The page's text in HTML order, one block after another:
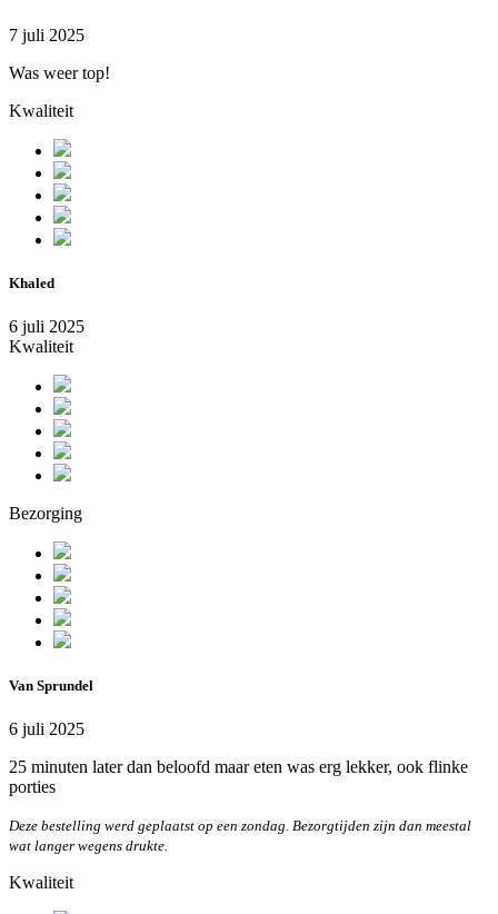
7 juli 2025
Was weer top!
Kwaliteit
Khaled
6 juli 2025
Kwaliteit
Bezorging
Van Sprundel
6 juli 2025
25 minuten later dan beloofd maar eten was erg lekker, ook flinke
porties
Deze bestelling werd geplaatst op een zondag. Bezorgtijden zijn dan meestal
wat langer wegens drukte.
Kwaliteit